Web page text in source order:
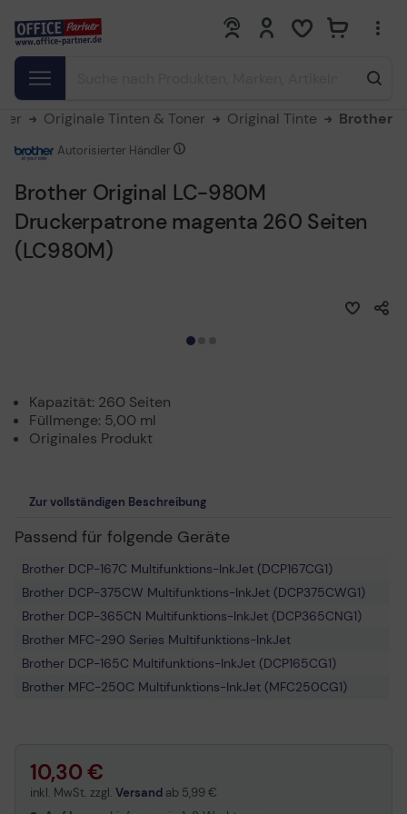
0 0
Originale Tinten & Toner Original Tinte Brother
Brother Original LC-980M
Druckerpatrone magenta 260 Seiten
(LC980M)
Autorisierter Händler
Kapazität: 260 Seiten
Füllmenge: 5,00 ml
Originales Produkt
Zur vollständigen Beschreibung
Passend für folgende Geräte
Brother DCP-167C Multifunktions-InkJet (DCP167CG1)
Brother DCP-375CW Multifunktions-InkJet (DCP375CWG1)
Brother DCP-365CN Multifunktions-InkJet (DCP365CNG1)
Brother MFC-290 Series Multifunktions-InkJet
Brother DCP-165C Multifunktions-InkJet (DCP165CG1)
Brother MFC-250C Multifunktions-InkJet (MFC250CG1)
Brother DCP-377CW Multifunktions-InkJet (DCP377CWG1)
Brother DCP-190 Series Multifunktions-InkJet
10,30 €
inkl. MwSt. zzgl. Versand ab 5,99 €